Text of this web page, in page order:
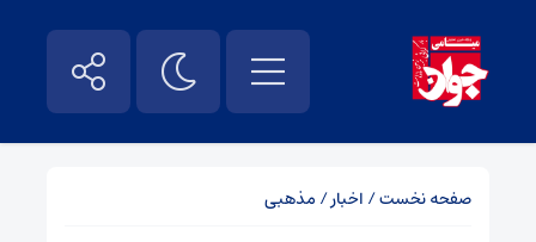
صفحه نخست/ اخبار/ مذهبی